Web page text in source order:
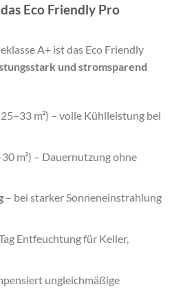
Eco Friendly Pro
A+ ist das Eco Friendly
und stromsparend
m²) – volle Kühlleistung bei
m²) – Dauernutzung ohne
– bei starker Sonneneinstrahlung
Entfeuchtung für Keller,
ungleichmäßige